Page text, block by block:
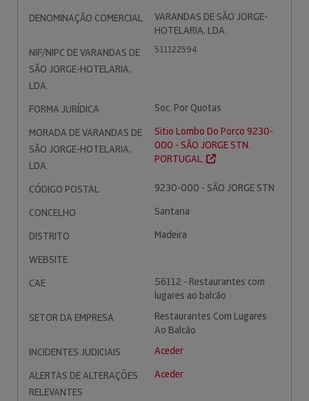
DENOMINAÇÃO COMERCIAL
VARANDAS DE SÃO JORGE-
HOTELARIA, LDA.
NIF/NIPC DE VARANDAS DE
SÃO JORGE-HOTELARIA,
LDA.
511122594
FORMA JURÍDICA
Soc. Por Quotas
MORADA DE VARANDAS DE
SÃO JORGE-HOTELARIA,
LDA.
Sitio Lombo Do Porco 9230-
000 - SÃO JORGE STN.
PORTUGAL.
CÓDIGO POSTAL
9230-000 - SÃO JORGE STN
CONCELHO
Santana
DISTRITO
Madeira
WEBSITE
CAE
56112 - Restaurantes com
lugares ao balcão
SETOR DA EMPRESA
Restaurantes Com Lugares
Ao Balcão
INCIDENTES JUDICIAIS
Aceder
ALERTAS DE ALTERAÇÕES
RELEVANTES
Aceder